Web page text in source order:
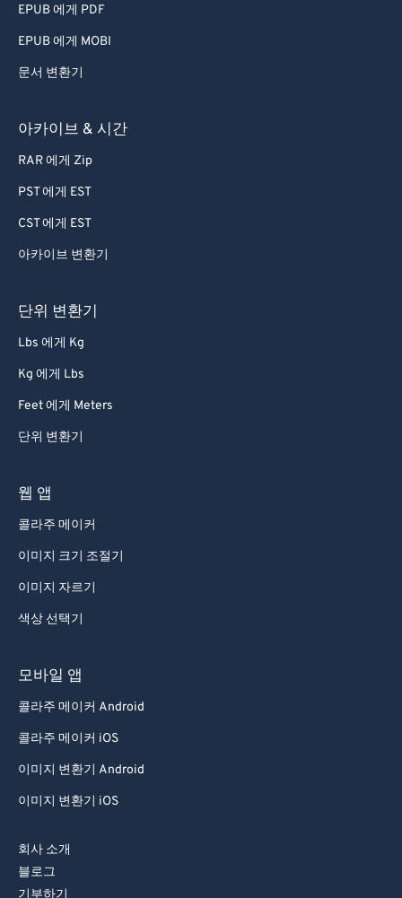
EPUB 에게 PDF
EPUB 에게 MOBI
문서 변환기
아카이브 & 시간
RAR 에게 Zip
PST 에게 EST
CST 에게 EST
아카이브 변환기
단위 변환기
Lbs 에게 Kg
Kg 에게 Lbs
Feet 에게 Meters
단위 변환기
웹 앱
콜라주 메이커
이미지 크기 조절기
이미지 자르기
색상 선택기
모바일 앱
콜라주 메이커 Android
콜라주 메이커 iOS
이미지 변환기 Android
이미지 변환기 iOS
회사 소개
블로그
기부하기